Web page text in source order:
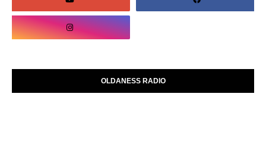
OLDANESS RADIO